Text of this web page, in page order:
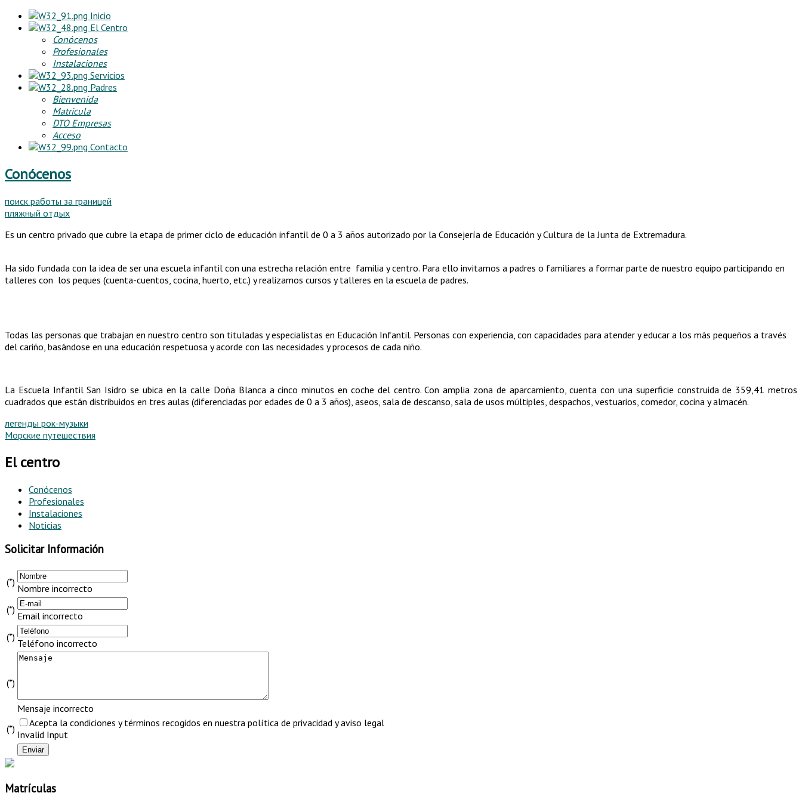
Inicio
El Centro
Conócenos
Profesionales
Instalaciones
Servicios
Padres
Bienvenida
Matricula
DTO Empresas
Acceso
Contacto
Conócenos
поиск работы за границей
пляжный отдых
Es un centro privado que cubre la etapa de primer ciclo de educación infantil de 0 a 3 años autorizado por la Consejería de Educación y Cultura de la Junta de Extremadura.
Ha sido fundada con la idea de ser una escuela infantil con una estrecha relación entre familia y centro. Para ello invitamos a padres o familiares a formar parte de nuestro equipo participando en
talleres con los peques (cuenta-cuentos, cocina, huerto, etc.) y realizamos cursos y talleres en la escuela de padres.
Todas las personas que trabajan en nuestro centro son tituladas y especialistas en Educación Infantil. Personas con experiencia, con capacidades para atender y educar a los más pequeños a través
del cariño, basándose en una educación respetuosa y acorde con las necesidades y procesos de cada niño.
La Escuela Infantil San Isidro se ubica en la calle Doña Blanca a cinco minutos en coche del centro. Con amplia zona de aparcamiento, cuenta con una superficie construida de 359,41 metros
cuadrados que están distribuidos en tres aulas (diferenciadas por edades de 0 a 3 años), aseos, sala de descanso, sala de usos múltiples, despachos, vestuarios, comedor, cocina y almacén.
легенды рок-музыки
Морские путешествия
El centro
Conócenos
Profesionales
Instalaciones
Noticias
Solicitar Información
(*)
Nombre incorrecto
(*)
Email incorrecto
(*)
Teléfono incorrecto
(*)
Mensaje incorrecto
(*)
Acepta la condiciones y términos recogidos en nuestra política de privacidad y aviso legal
Invalid Input
Matrículas